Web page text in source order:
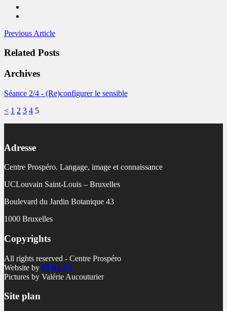
Navigation
de
Previous ArticlePrevious
Related Posts
Archives
Séance 2/4 - (Re)configurer le sensible
< 1 2 3 4 5
Adresse
Centre Prospéro. Langage, image et connaissance
UCLouvain Saint-Louis – Bruxelles
Boulevard du Jardin Botanique 43
1000 Bruxelles
Copyrights
All rights reserved - Centre Prospéro
Website by 8TRUST
Pictures by Valérie Aucouturier
Site plan